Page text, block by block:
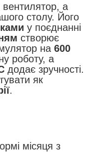
а
столу. Його
у поєднанні
створює
на 600
роботу, а
додає зручності.
як
.
місяця з